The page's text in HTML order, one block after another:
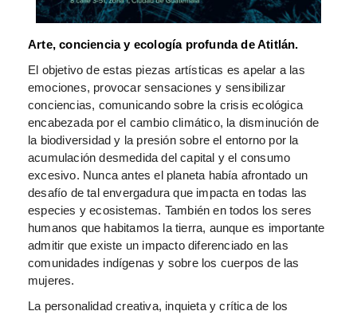
Arte, conciencia y ecología profunda de Atitlán.
El objetivo de estas piezas artísticas es apelar a las
emociones, provocar sensaciones y sensibilizar
conciencias, comunicando sobre la crisis ecológica
encabezada por el cambio climático, la disminución de
la biodiversidad y la presión sobre el entorno por la
acumulación desmedida del capital y el consumo
excesivo. Nunca antes el planeta había afrontado un
desafío de tal envergadura que impacta en todas las
especies y ecosistemas. También en todos los seres
humanos que habitamos la tierra, aunque es importante
admitir que existe un impacto diferenciado en las
comunidades indígenas y sobre los cuerpos de las
mujeres.
La personalidad creativa, inquieta y crítica de los